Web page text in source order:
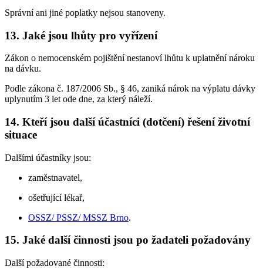
Správní ani jiné poplatky nejsou stanoveny.
13. Jaké jsou lhůty pro vyřízení
Zákon o nemocenském pojištění nestanoví lhůtu k uplatnění nároku
na dávku.
Podle zákona č. 187/2006 Sb., § 46, zaniká nárok na výplatu dávky
uplynutím 3 let ode dne, za který náleží.
14. Kteří jsou další účastníci (dotčení) řešení životní
situace
Dalšími účastníky jsou:
zaměstnavatel,
ošetřující lékař,
OSSZ/ PSSZ/ MSSZ Brno.
15. Jaké další činnosti jsou po žadateli požadovány
Další požadované činnosti: